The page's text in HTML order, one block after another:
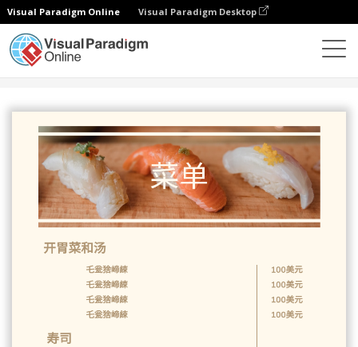
Visual Paradigm Online Visual Paradigm Desktop